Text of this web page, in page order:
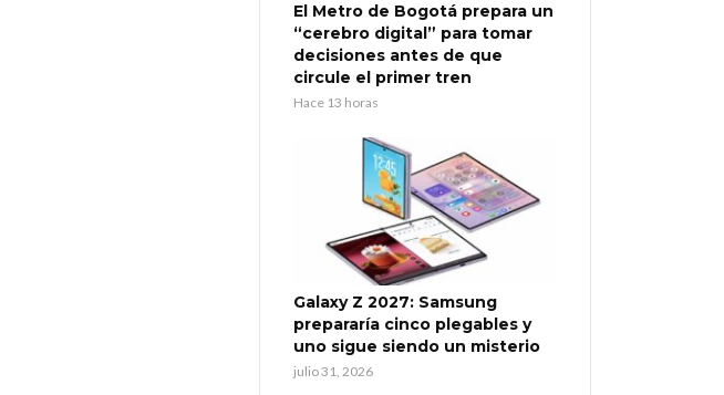
El Metro de Bogotá prepara un
“cerebro digital” para tomar
decisiones antes de que
circule el primer tren
Hace 13 horas
Galaxy Z 2027: Samsung
prepararía cinco plegables y
uno sigue siendo un misterio
julio 31, 2026